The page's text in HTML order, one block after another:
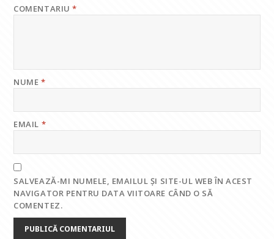
COMENTARIU*
NUME*
EMAIL *
SALVEAZĂ-MI NUMELE, EMAILUL ȘI SITE-UL WEB ÎN ACEST
NAVIGATOR PENTRU DATA VIITOARE CÂND O SĂ
COMENTEZ.